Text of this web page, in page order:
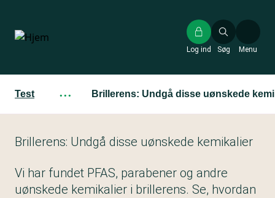
hovedindhold
Søg
Log ind Menu
Test ··· Brillerens: Undgå disse uønskede
Brillerens: Undgå disse uønskede kemikalier
Vi har fundet PFAS, parabener og andre
uønskede kemikalier i brillerens. Se, hvordan